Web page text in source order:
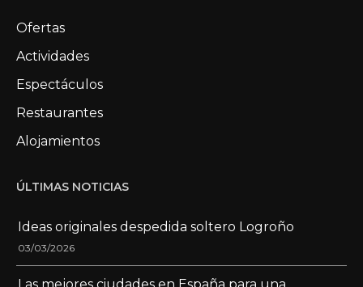
Ofertas
Actividades
Espectáculos
Restaurantes
Alojamientos
ÚLTIMAS NOTICIAS
Ideas originales despedida soltero Logroño
03/03/2026